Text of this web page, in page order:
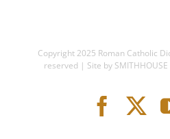
Copyright 2025 Roman Catholic
reserved | Site by SMITHHOUSE
X